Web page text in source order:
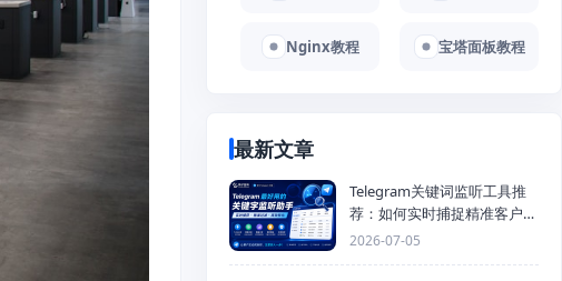
Nginx教程 宝塔面板教程
最新文章
Telegram关键词监听工具推
荐：如何实时捕捉精准客户，
提高获客效率？
2026-07-05